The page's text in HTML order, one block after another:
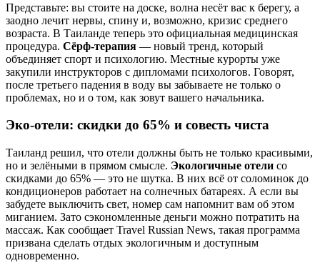
Представьте: вы стоите на доске, волна несёт вас к берегу, а
заодно лечит нервы, спину и, возможно, кризис среднего
возраста. В Таиланде теперь это официальная медицинская
процедура. Сёрф-терапия — новый тренд, который
объединяет спорт и психологию. Местные курорты уже
закупили инструкторов с дипломами психологов. Говорят,
после третьего падения в воду вы забываете не только о
проблемах, но и о том, как зовут вашего начальника.
Эко-отели: скидки до 65% и совесть чиста
Таиланд решил, что отели должны быть не только красивыми,
но и зелёными в прямом смысле. Экологичные отели со
скидками до 65% — это не шутка. В них всё от соломинок до
кондиционеров работает на солнечных батареях. А если вы
забудете выключить свет, номер сам напомнит вам об этом
миганием. Зато сэкономленные деньги можно потратить на
массаж. Как сообщает Travel Russian News, такая программа
призвана сделать отдых экологичным и доступным
одновременно.